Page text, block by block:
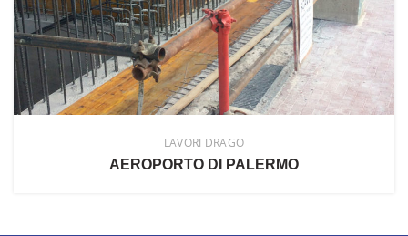
LAVORI DRAGO
AEROPORTO DI PALERMO